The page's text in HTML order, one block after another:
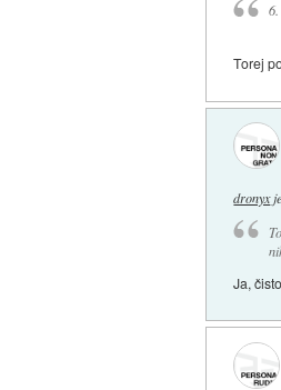
Torej
dronyx
Ja,